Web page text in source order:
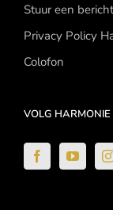
Stuur een
Privacy Policy
Colofon
VOLG